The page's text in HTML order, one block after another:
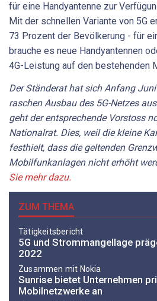
für eine Handyantenne zur
Mit der schnellen Variante von 5G
73 Prozent der Bevölkerung - für
brauche es neue Handyantennen
4G-Leistung auf den bestehenden
Der Ständerat hat sich Anfang
raschen Ausbau des 5G-Netzes
geht der entsprechende Vorstoss
Nationalrat. Dies, weil die kleine
festhielt, dass die geltenden
Mobilfunkanlagen nicht erhöht
Sie mehr dazu.
ZUM THEMA
Tätigkeitsbericht
5G und Strommangellage
2022
Zusammen mit Nokia
Sunrise bietet Unternehmen
Mobilnetzwerke an